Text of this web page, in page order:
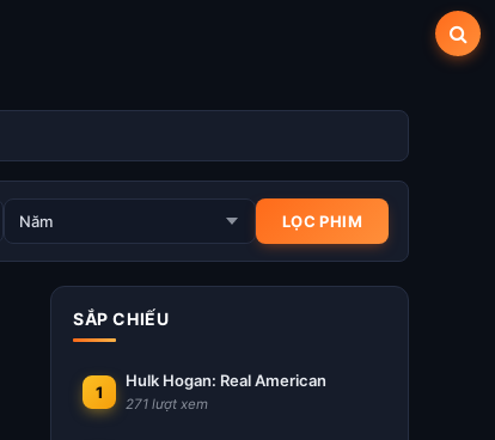
SẮP CHIẾU
1
Hulk Hogan: Real American
271 lượt xem